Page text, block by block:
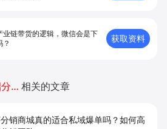
业链带货的逻辑，微信会是下
？
获取资料
APP后端和小程序后端分别开发吗 相关的文章
销商城真的适合私域爆单吗？如何高